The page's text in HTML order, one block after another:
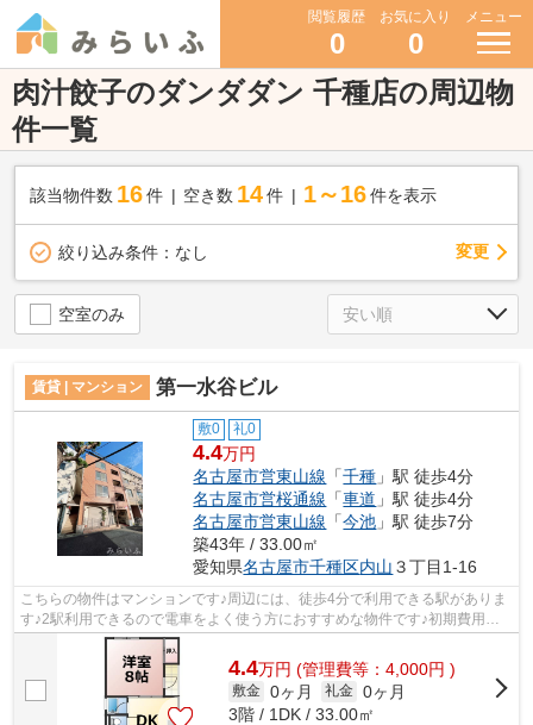
閲覧履歴
0
お気に入り
0
メニュー
肉汁餃子のダンダダン 千種店の周辺物
件一覧
該当物件数 16件 空き数 14 件 1～16 件を表示
絞り込み条件： なし 変更
空室のみ
賃貸 | マンション 第一水谷ビル
敷0 礼0
4.4万円
名古屋市営東山線 「千種 」駅 徒歩4分
名古屋市営桜通線 「車道 」駅 徒歩4分
名古屋市営東山線 「今池 」駅 徒歩7分
築43年 / 33.00㎡
愛知県名古屋市千種区内山 ３丁目1-16
こちらの物件はマンションです♪周辺には、徒歩4分で利用できる駅がありま
す♪2駅利用できるので電車をよく使う方におすすめな物件です♪初期費用を
カードでお支払いいただけるので、カー...
4.4万円 (管理費等：4,000円 )
敷金 0ヶ月 礼金 0ヶ月
3階 / 1DK / 33.00㎡